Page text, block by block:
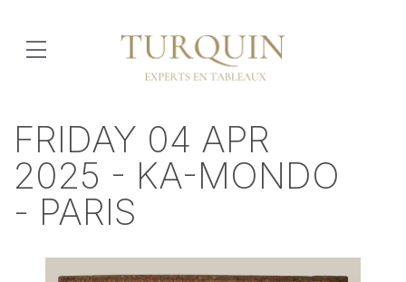
FRIDAY 04 APR
2025 - KA-MONDO
- PARIS